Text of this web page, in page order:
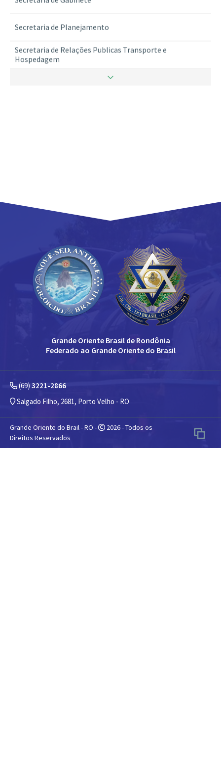
Secretaria de Planejamento
Secretaria de Relações Publicas Transporte e
Hospedagem
Grande Oriente Brasil de Rondônia
Federado ao Grande Oriente do Brasil
(69) 3221-2866
Salgado Filho, 2681, Porto Velho - RO
Grande Oriente do Brail - RO -
2026 - Todos os
Direitos Reservados